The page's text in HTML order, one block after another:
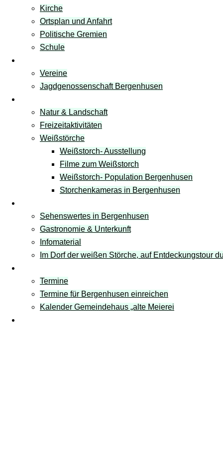
Kirche
Ortsplan und Anfahrt
Politische Gremien
Schule
Vereine
Jagdgenossenschaft Bergenhusen
Natur & Landschaft
Freizeitaktivitäten
Weißstörche
Weißstorch- Ausstellung
Filme zum Weißstorch
Weißstorch- Population Bergenhusen
Storchenkameras in Bergenhusen
Sehenswertes in Bergenhusen
Gastronomie & Unterkunft
Infomaterial
Im Dorf der weißen Störche, auf Entdeckungstour
Termine
Termine für Bergenhusen einreichen
Kalender Gemeindehaus „alte Meierei